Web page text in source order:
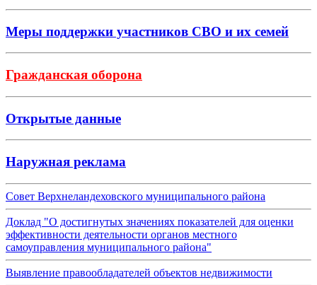
Меры поддержки участников СВО и их семей
Гражданская оборона
Открытые данные
Наружная реклама
Совет Верхнеландеховского муниципального района
Доклад "О достигнутых значениях показателей для оценки
эффективности деятельности органов местного
самоуправления муниципального района"
Выявление правообладателей объектов недвижимости